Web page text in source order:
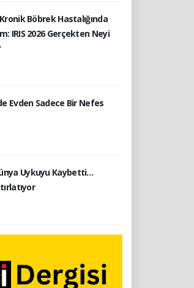
Böbrek Hastalığında
IRIS 2026 Gerçekten Neyi
Evden Sadece Bir Nefes
Uykuyu Kaybetti…